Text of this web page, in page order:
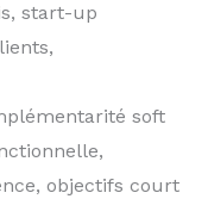
start-up
soft
objectifs court